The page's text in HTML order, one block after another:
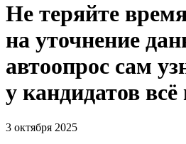
Не теряйте
на уточнение
автоопрос сам
у кандидатов
3 октября 2025